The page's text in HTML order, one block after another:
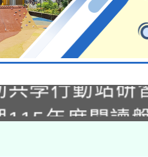
年度第2次
果公告(無人
115年度閱讀